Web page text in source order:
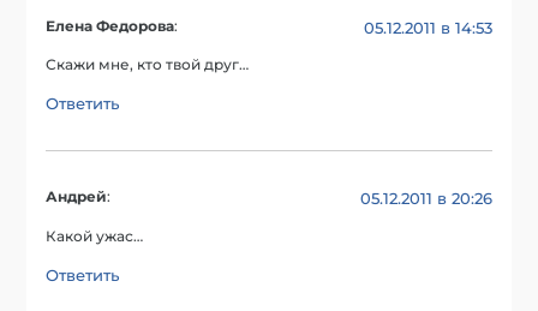
Елена Федорова: 05.12.2011 в 14:53
Скажи мне, кто твой друг…
Ответить
Андрей: 05.12.2011 в 20:26
Какой ужас…
Ответить